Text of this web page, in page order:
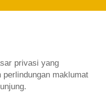
privasi yang
perlindungan maklumat